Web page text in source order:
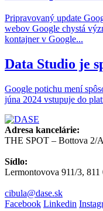
Pripravovaný update
webov Google chystá
kontajner v Google...
Data Studio je
Google potichu mení
júna 2024 vstupuje do
Adresa kancelárie:
THE SPOT – Bottova 2/
Sídlo:
Lermontovova 911/3, 811
cibula@dase.sk
Facebook Linkedin